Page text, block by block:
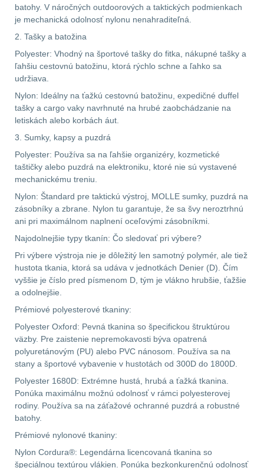
(78)
Horolezectvo6
Karabíny1
Laná2
Magnézium3
Outdoorová obuv1
Príslušenstvo
Oblečenie na turistiku 67
Pánske oblečenie na
turistiku34
Dámske oblečenie na
turistiku
Termoprádlo16
batohy. V náročných outdoorových a taktických podmienkach
je mechanická odolnosť nylonu nenahraditeľná.
2. Tašky a batožina
Polyester: Vhodný na športové tašky do fitka, nákupné tašky a
ľahšiu cestovnú batožinu, ktorá rýchlo schne a ľahko sa
udržiava.
Nylon: Ideálny na ťažkú cestovnú batožinu, expedičné duffel
tašky a cargo vaky navrhnuté na hrubé zaobchádzanie na
letiskách alebo korbách áut.
3. Sumky, kapsy a puzdrá
Polyester: Používa sa na ľahšie organizéry, kozmetické
taštičky alebo puzdrá na elektroniku, ktoré nie sú vystavené
mechanickému treniu.
Nylon: Štandard pre taktickú výstroj, MOLLE sumky, puzdrá na
zásobníky a zbrane. Nylon tu garantuje, že sa švy neroztrhnú
ani pri maximálnom naplnení oceľovými zásobníkmi.
Najodolnejšie typy tkanín: Čo sledovať pri výbere?
Pri výbere výstroja nie je dôležitý len samotný polymér, ale tiež
hustota tkania, ktorá sa udáva v jednotkách Denier (D). Čím
vyššie je číslo pred písmenom D, tým je vlákno hrubšie, ťažšie
a odolnejšie.
Prémiové polyesterové tkaniny:
Polyester Oxford: Pevná tkanina so špecifickou štruktúrou
väzby. Pre zaistenie nepremokavosti býva opatrená
polyuretánovým (PU) alebo PVC nánosom. Používa sa na
stany a športové vybavenie v hustotách od 300D do 1800D.
Polyester 1680D: Extrémne hustá, hrubá a ťažká tkanina.
Ponúka maximálnu možnú odolnosť v rámci polyesterovej
rodiny. Používa sa na záťažové ochranné puzdrá a robustné
batohy.
Prémiové nylonové tkaniny:
Nylon Cordura®: Legendárna licencovaná tkanina so
špeciálnou textúrou vlákien. Ponúka bezkonkurenčnú odolnosť